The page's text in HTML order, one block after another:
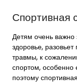
Спортивная
Детям очень важно
здоровье, разовьет
травмы, к
спортом, особенно
поэтому